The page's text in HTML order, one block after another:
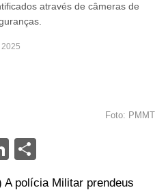
através de câmeras de
Foto: PMMT
LinkedIn
Share
A polícia Militar prendeus